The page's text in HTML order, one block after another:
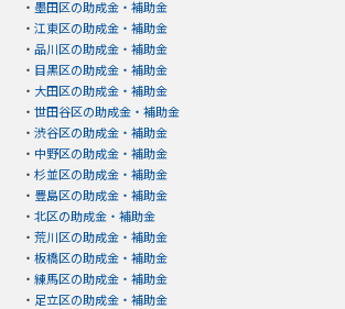
・ 墨田区の助成金・補助金
・ 江東区の助成金・補助金
・ 品川区の助成金・補助金
・ 目黒区の助成金・補助金
・ 大田区の助成金・補助金
・ 世田谷区の助成金・補助金
・ 渋谷区の助成金・補助金
・ 中野区の助成金・補助金
・ 杉並区の助成金・補助金
・ 豊島区の助成金・補助金
・ 北区の助成金・補助金
・ 荒川区の助成金・補助金
・ 板橋区の助成金・補助金
・ 練馬区の助成金・補助金
・ 足立区の助成金・補助金